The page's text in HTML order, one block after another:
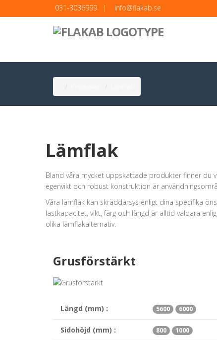
031-3036999 | info@flakab.se
Lämflak
Bland våra mycket uppskattade produkter finner du
egenvikt och robust konstruktion är
Våra lämflak kan skräddarsys enligt dina specifika
lastkapacitet, vikt, färg och längd är alltid valbara
olika lämflakalternativ.
Grusförstärkt
Längd (mm) : 5600 6000
Sidohöjd (mm) : 800 1000